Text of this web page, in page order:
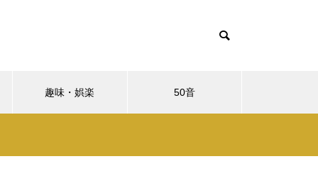
趣味・娯楽 50音